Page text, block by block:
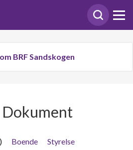
BRF Sandskogen
Dokument
Boende
Styrelse